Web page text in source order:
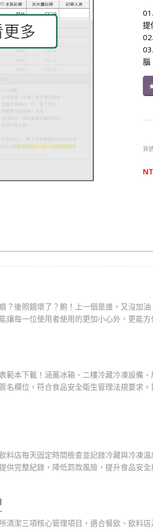
提
腦
貨
？後照鏡壞了？齁！上一個是誰，又沒加
讓每一位使用者使用的更加小心外，更能
範本下載！涵蓋冰箱、二樓冷藏冷凍設備
名欄位，符合食品安全衛生管理法規要求
料店每天固定時間檢查並記錄冷藏與冷凍
供完整紀錄，降低罰款風險，提升食品安全
清潔三項核心管理項目，適合餐飲、飲料